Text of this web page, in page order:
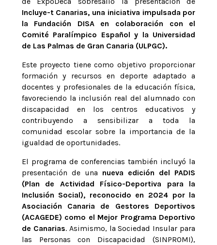
Incluye-t Canarias, una iniciativa impulsada por
la Fundación DISA en colaboración con el
Comité Paralímpico Español y la Universidad
de Las Palmas de Gran Canaria (ULPGC).
Este proyecto tiene como objetivo proporcionar
formación y recursos en deporte adaptado a
docentes y profesionales de la educación física,
favoreciendo la inclusión real del alumnado con
discapacidad en los centros educativos y
contribuyendo a sensibilizar a toda la
comunidad escolar sobre la importancia de la
igualdad de oportunidades.
El programa de conferencias también incluyó la
presentación de una nueva edición del PADIS
(Plan de Actividad Físico-Deportiva para la
Inclusión Social), reconocido en 2024 por la
Asociación Canaria de Gestores Deportivos
(ACAGEDE) como el Mejor Programa Deportivo
de Canarias. Asimismo, la Sociedad Insular para
las Personas con Discapacidad (SINPROMI),